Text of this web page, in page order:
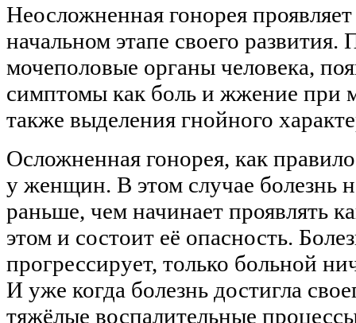
Неосложненная гонорея
начальном этапе своего
мочеполовые органы человека,
симптомы как боль и жжение при
также выделения гнойного
Осложненная гонорея, как
у женщин. В этом случае болезнь
раньше, чем начинает проявлять
этом и состоит её опасность.
прогрессирует, только больной
И уже когда болезнь достигла
тяжёлые воспалительные